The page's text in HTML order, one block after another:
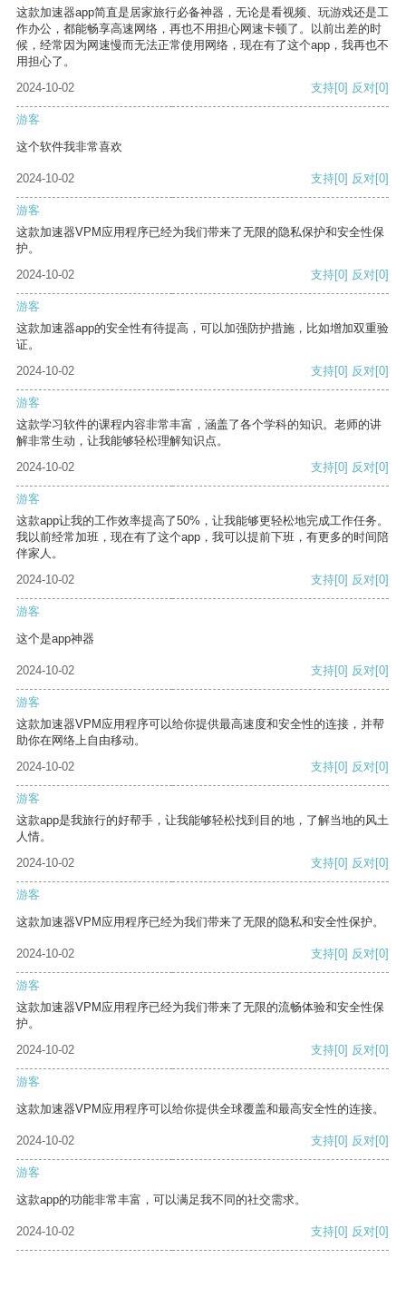
这款加速器app简直是居家旅行必备神器，无论是看视频、玩游戏还是工
作办公，都能畅享高速网络，再也不用担心网速卡顿了。以前出差的时
候，经常因为网速慢而无法正常使用网络，现在有了这个app，我再也不
用担心了。
2024-10-02
支持[0] 反对[0]
游客
这个软件我非常喜欢
2024-10-02 支持[0] 反对[0]
游客
这款加速器VPM应用程序已经为我们带来了无限的隐私保护和安全性保
护。
2024-10-02
支持[0] 反对[0]
游客
这款加速器app的安全性有待提高，可以加强防护措施，比如增加双重验
证。
2024-10-02
支持[0] 反对[0]
游客
这款学习软件的课程内容非常丰富，涵盖了各个学科的知识。老师的讲
解非常生动，让我能够轻松理解知识点。
2024-10-02
支持[0] 反对[0]
游客
这款app让我的工作效率提高了50%，让我能够更轻松地完成工作任务。
我以前经常加班，现在有了这个app，我可以提前下班，有更多的时间陪
伴家人。
2024-10-02
支持[0] 反对[0]
游客
这个是app神器
2024-10-02 支持[0] 反对[0]
游客
这款加速器VPM应用程序可以给你提供最高速度和安全性的连接，并帮
助你在网络上自由移动。
2024-10-02
支持[0] 反对[0]
游客
这款app是我旅行的好帮手，让我能够轻松找到目的地，了解当地的风土
人情。
2024-10-02
支持[0] 反对[0]
游客
这款加速器VPM应用程序已经为我们带来了无限的隐私和安全性保护。
2024-10-02 支持[0] 反对[0]
游客
这款加速器VPM应用程序已经为我们带来了无限的流畅体验和安全性保
护。
2024-10-02
支持[0] 反对[0]
游客
这款加速器VPM应用程序可以给你提供全球覆盖和最高安全性的连接。
2024-10-02 支持[0] 反对[0]
游客
这款app的功能非常丰富，可以满足我不同的社交需求。
2024-10-02 支持[0] 反对[0]